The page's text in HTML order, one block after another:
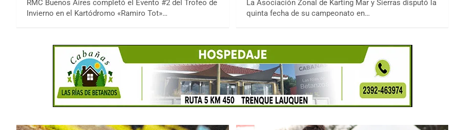
RMC Buenos Aires completó el Evento #2 del Trofeo de
Invierno en el Kartódromo «Ramiro Tot»…
La Asociación Zonal de Karting Mar y Sierras disputó la
quinta fecha de su campeonato en…